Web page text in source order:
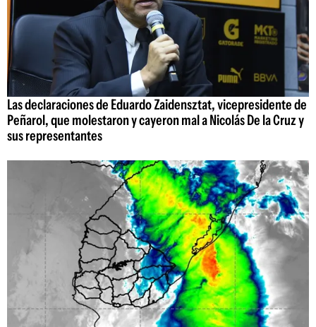
Las declaraciones de Eduardo Zaidensztat, vicepresidente de
Peñarol, que molestaron y cayeron mal a Nicolás De la Cruz y
sus representantes